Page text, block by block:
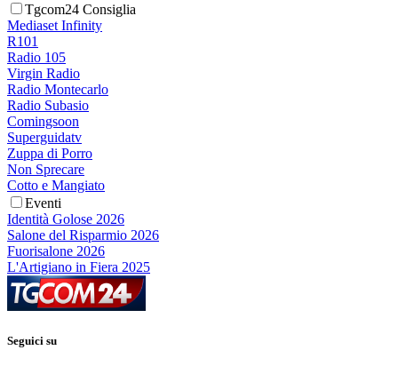
Tgcom24 Consiglia
Mediaset Infinity
R101
Radio 105
Virgin Radio
Radio Montecarlo
Radio Subasio
Comingsoon
Superguidatv
Zuppa di Porro
Non Sprecare
Cotto e Mangiato
Eventi
Identità Golose 2026
Salone del Risparmio 2026
Fuorisalone 2026
L'Artigiano in Fiera 2025
Seguici su